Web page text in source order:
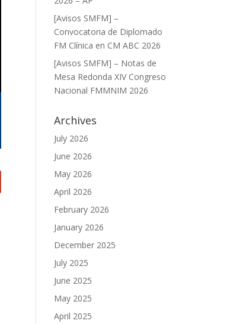
[Avisos SMFM] –
Convocatoria de Diplomado
FM Clínica en CM ABC 2026
[Avisos SMFM] – Notas de
Mesa Redonda XIV Congreso
Nacional FMMNIM 2026
Archives
July 2026
June 2026
May 2026
April 2026
February 2026
January 2026
December 2025
July 2025
June 2025
May 2025
April 2025